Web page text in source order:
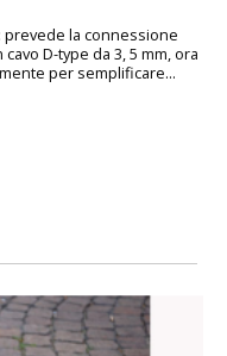
prevede la connessione
D-type da 3, 5 mm, ora
per semplificare...